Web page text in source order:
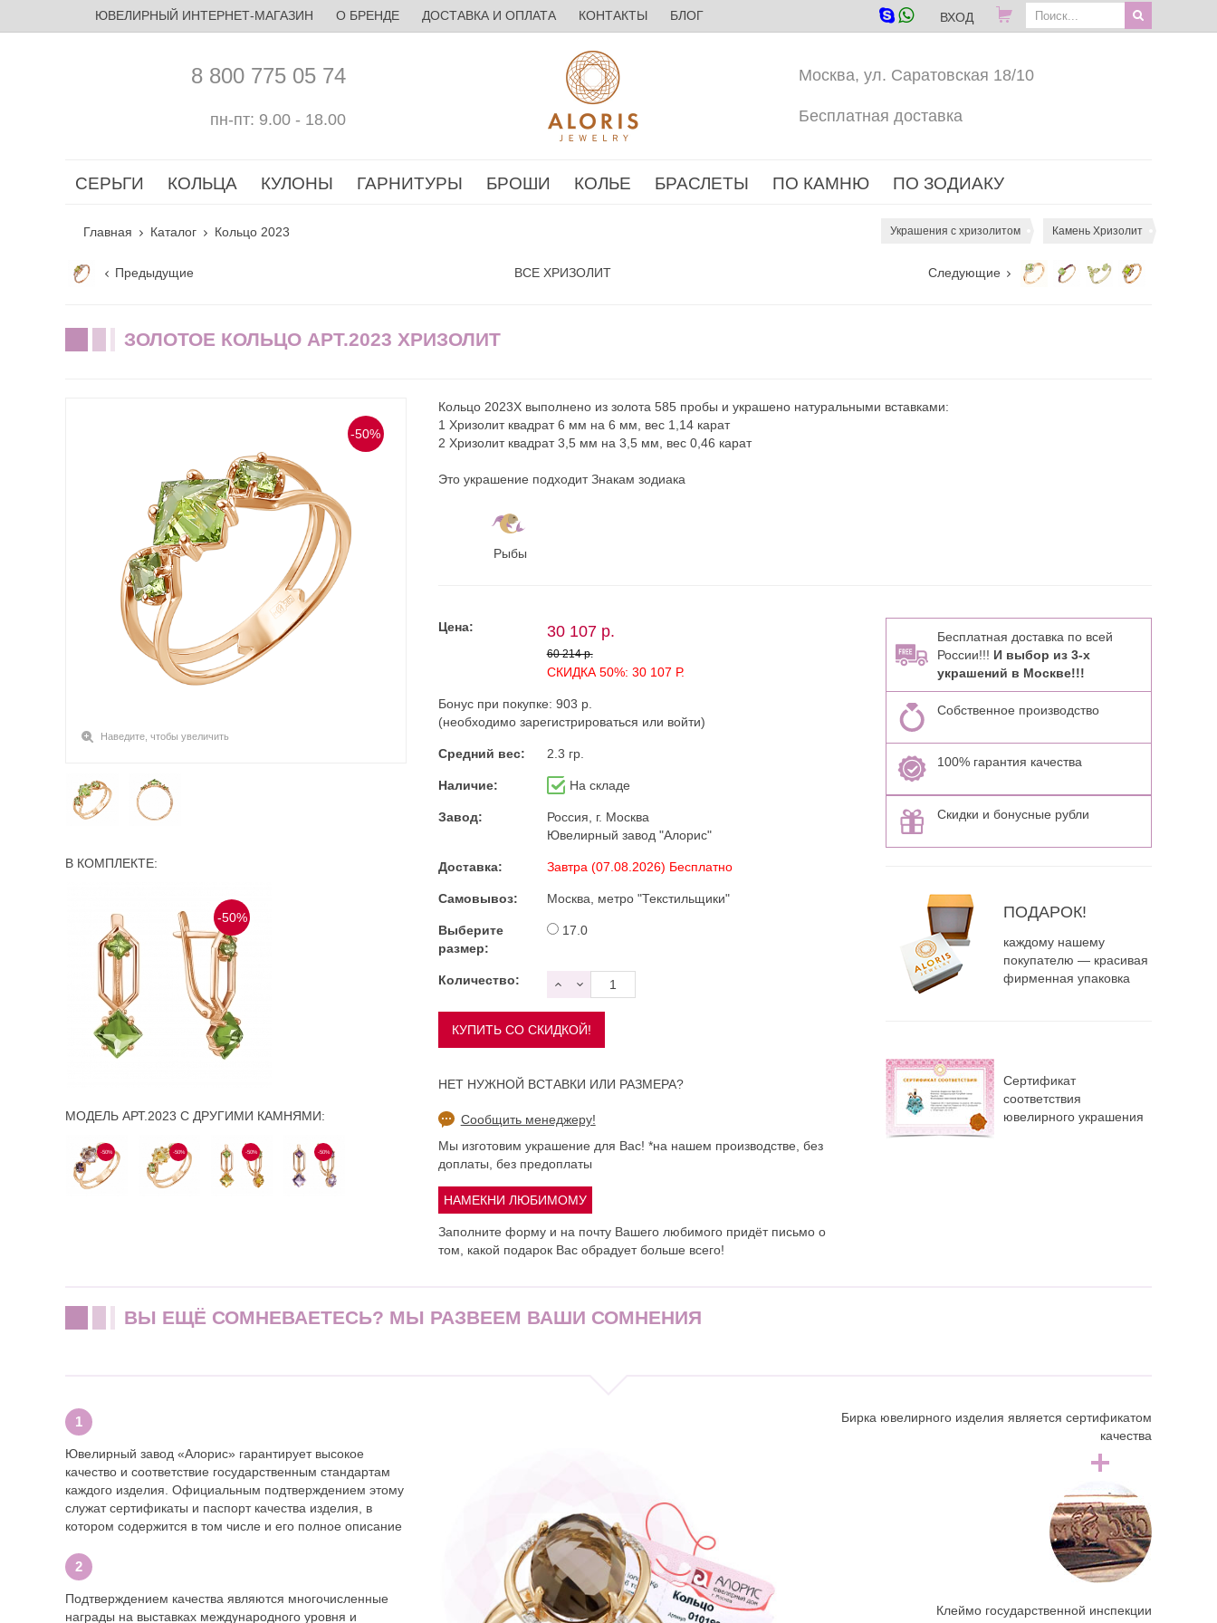
ЮВЕЛИРНЫЙ ИНТЕРНЕТ-МАГАЗИН О БРЕНДЕ ДОСТАВКА И ОПЛАТА КОНТАКТЫ БЛОГ ВХОД
8 800 775 05 74
пн-пт: 9.00 - 18.00
Москва, ул. Саратовская 18/10
Бесплатная доставка
СЕРЬГИ КОЛЬЦА КУЛОНЫ ГАРНИТУРЫ БРОШИ КОЛЬЕ БРАСЛЕТЫ ПО КАМНЮ ПО ЗОДИАКУ
Главная Каталог Кольцо 2023 Украшения с хризолитом Камень Хризолит
Предыдущие ВСЕ ХРИЗОЛИТ Следующие
ЗОЛОТОЕ КОЛЬЦО АРТ.2023 ХРИЗОЛИТ
-50%
Наведите, чтобы увеличить
В КОМПЛЕКТЕ:
-50%
МОДЕЛЬ АРТ.2023 С ДРУГИМИ КАМНЯМИ:
-50% -50% -50% -50%
Кольцо 2023Х выполнено из золота 585 пробы и украшено натуральными вставками:
1 Хризолит квадрат 6 мм на 6 мм, вес 1,14 карат
2 Хризолит квадрат 3,5 мм на 3,5 мм, вес 0,46 карат
Это украшение подходит Знакам зодиака
Рыбы
Цена: 30 107 р.
60 214 р.
СКИДКА 50%: 30 107 Р.
Бонус при покупке: 903 р.
(необходимо зарегистрироваться или войти)
Средний вес: 2.3 гр.
Наличие: На складе
Завод:
Россия, г. Москва
Ювелирный завод "Алорис"
Доставка: Завтра (07.08.2026) Бесплатно
Самовывоз: Москва, метро "Текстильщики"
Выберите
размер:
17.0
Количество:
НЕТ НУЖНОЙ ВСТАВКИ ИЛИ РАЗМЕРА?
Сообщить менеджеру!
Мы изготовим украшение для Вас! *на нашем производстве, без
доплаты, без предоплаты
Заполните форму и на почту Вашего любимого придёт письмо о
том, какой подарок Вас обрадует больше всего!
Бесплатная доставка по всей
России!!! И выбор из 3-х
украшений в Москве!!!
Собственное производство
100% гарантия качества
Скидки и бонусные рубли
ПОДАРОК!
каждому нашему
покупателю — красивая
фирменная упаковка
Сертификат
соответствия
ювелирного украшения
ВЫ ЕЩЁ СОМНЕВАЕТЕСЬ? МЫ РАЗВЕЕМ ВАШИ СОМНЕНИЯ
Ювелирный завод «Алорис» гарантирует высокое
качество и соответствие государственным стандартам
каждого изделия. Официальным подтверждением этому
служат сертификаты и паспорт качества изделия, в
котором содержится в том числе и его полное описание
Подтверждением качества являются многочисленные
награды на выставках международного уровня и
Бирка ювелирного изделия является сертификатом
качества
Клеймо государственной инспекции